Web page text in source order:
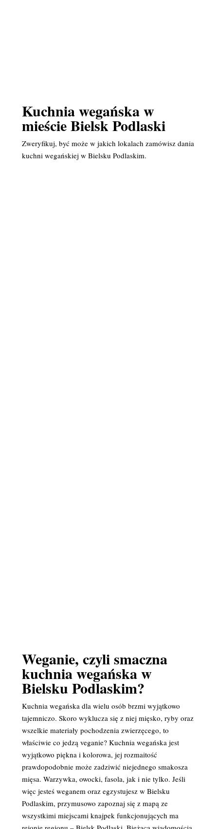
Kuchnia wegańska w
mieście Bielsk Podlaski
Zweryfikuj, być może w jakich lokalach zamówisz dania
kuchni wegańskiej w Bielsku Podlaskim.
Weganie, czyli smaczna
kuchnia wegańska w
Bielsku Podlaskim?
Kuchnia wegańska dla wielu osób brzmi wyjątkowo
tajemniczo. Skoro wyklucza się z niej mięsko, ryby oraz
wszelkie materiały pochodzenia zwierzęcego, to
właściwie co jedzą veganie? Kuchnia wegańska jest
wyjątkowo piękna i kolorowa, jej rozmaitość
prawdopodobnie może zadziwić niejednego smakosza
mięsa. Warzywka, owocki, fasola, jak i nie tylko. Jeśli
więc jesteś weganem oraz egzystujesz w Bielsku
Podlaskim, przymusowo zapoznaj się z mapą ze
wszystkimi miejscami knajpek funkcjonujących ma